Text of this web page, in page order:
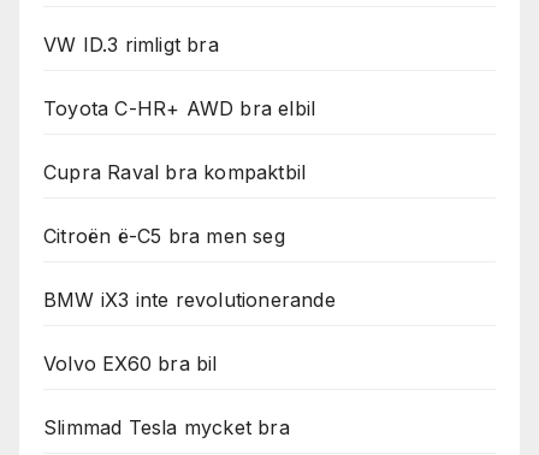
VW ID.3 rimligt bra
Toyota C-HR+ AWD bra elbil
Cupra Raval bra kompaktbil
Citroën ë-C5 bra men seg
BMW iX3 inte revolutionerande
Volvo EX60 bra bil
Slimmad Tesla mycket bra